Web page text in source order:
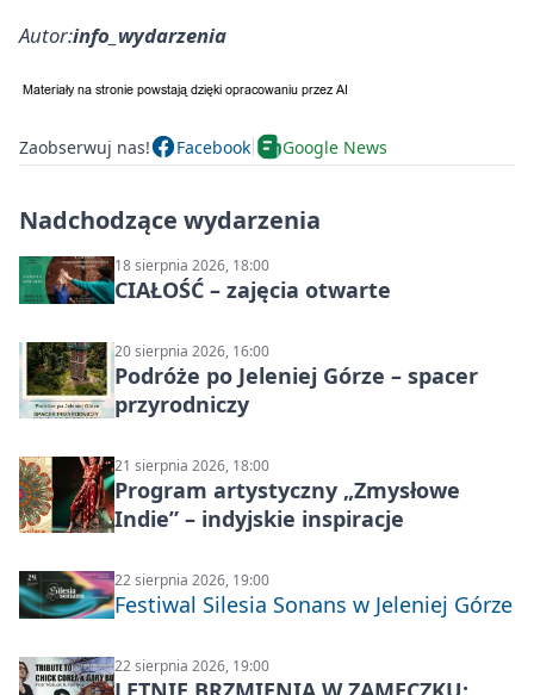
Autor:info_wydarzenia
Zaobserwuj nas! Facebook Google News
Nadchodzące wydarzenia
18 sierpnia 2026, 18:00
CIAŁOŚĆ – zajęcia otwarte
20 sierpnia 2026, 16:00
Podróże po Jeleniej Górze – spacer
przyrodniczy
21 sierpnia 2026, 18:00
Program artystyczny „Zmysłowe
Indie” – indyjskie inspiracje
22 sierpnia 2026, 19:00
Festiwal Silesia Sonans w Jeleniej Górze
22 sierpnia 2026, 19:00